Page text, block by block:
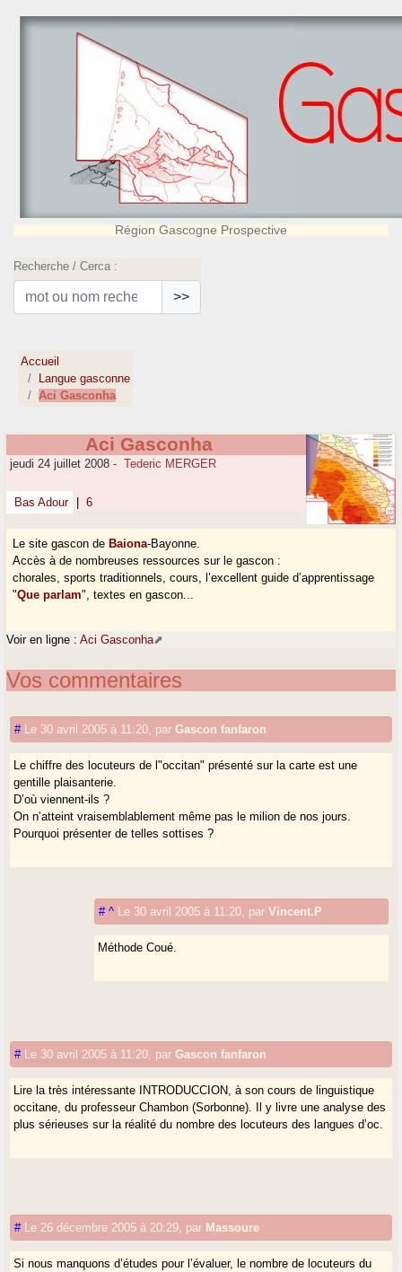
Région Gascogne Prospective
Recherche / Cerca :
>>
Accueil
Langue gasconne
Aci Gasconha
Aci Gasconha
jeudi 24 juillet 2008 - Tederic MERGER
Bas Adour 6
Le site gascon de Baiona-Bayonne.
Accès à de nombreuses ressources sur legascon :
chorales, sports traditionnels, cours, l’excellent guide d’apprentissage
"Que parlam", textes en gascon...
Voir en ligne :Aci Gasconha
Vos commentaires
# Le 30 avril 2005 à 11:20 parGascon fanfaron
Le chiffre des locuteurs de l"occitan" présenté sur la carte est une
gentille plaisanterie.
D’où viennent-ils ?
On n’atteint vraisemblablement même pas le milion de nos jours.
Pourquoi présenter de telles sottises ?
# ^ Le 30 avril 2005 à 11:20 parVincent.P
Méthode Coué.
# Le 30 avril 2005 à 11:20 parGascon fanfaron
Lire la très intéressante INTRODUCCION, à son cours de linguistique
occitane, du professeur Chambon (Sorbonne). Il y livre une analyse des
plus sérieuses sur la réalité du nombre des locuteurs des langues d’oc.
# Le 26 décembre 2005 à 20:29 par Massoure
Si nous manquons d’études pour l’évaluer, le nombre de locuteurs du